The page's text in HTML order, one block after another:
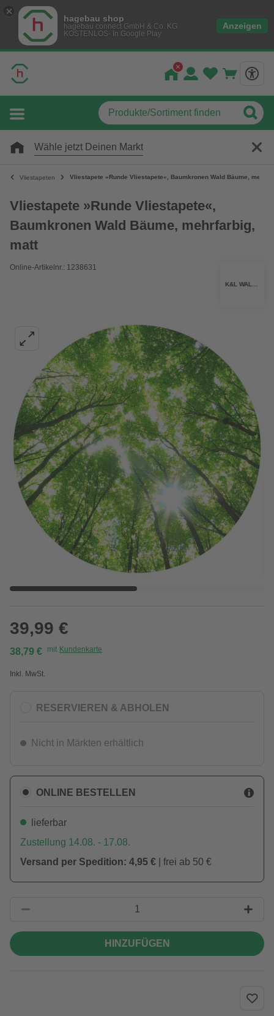
hagebau shop
hagebau connect GmbH & Co. KG
KOSTENLOS- In Google Play
Anzeigen
Wähle jetzt Deinen Markt
Vliestapeten Vliestapete »Runde Vliestapete«, Baumkronen Wald Bäume,
Vliestapete »Runde Vliestapete«,
Baumkronen Wald Bäume, mehrfarbig,
matt
Online-Artikelnr.: 1238631
39,99 €
38,79 € mit Kundenkarte
Inkl. MwSt.
RESERVIEREN & ABHOLEN
Nicht in Märkten erhältlich
ONLINE BESTELLEN
lieferbar
Zustellung 14.08. - 17.08.
Versand per Spedition: 4,95 € | frei ab 50 €
HINZUFÜGEN